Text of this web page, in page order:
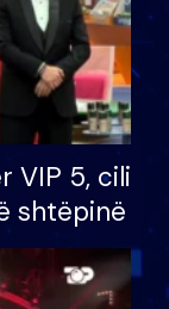
VIP 5, cili
shtëpinë